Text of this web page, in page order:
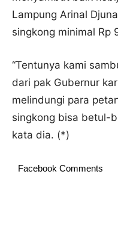
Lampung Arinal
singkong minimal Rp
“Tentunya kami
dari pak Gubernur
melindungi para
singkong bisa betul-
kata dia. (*)
Facebook Comments